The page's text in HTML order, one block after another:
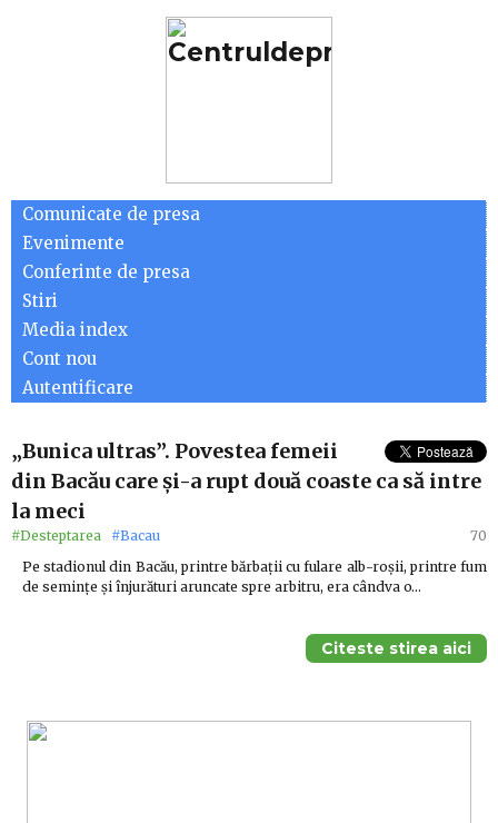
Comunicate de presa
Evenimente
Conferinte de presa
Stiri
Media index
Cont nou
Autentificare
„Bunica ultras”. Povestea femeii
din Bacău care și-a rupt două coaste ca să intre
la meci
#Desteptarea #Bacau
70
Pe stadionul din Bacău, printre bărbații cu fulare alb-roșii, printre fum
de semințe și înjurături aruncate spre arbitru, era cândva o…
Citeste stirea aici